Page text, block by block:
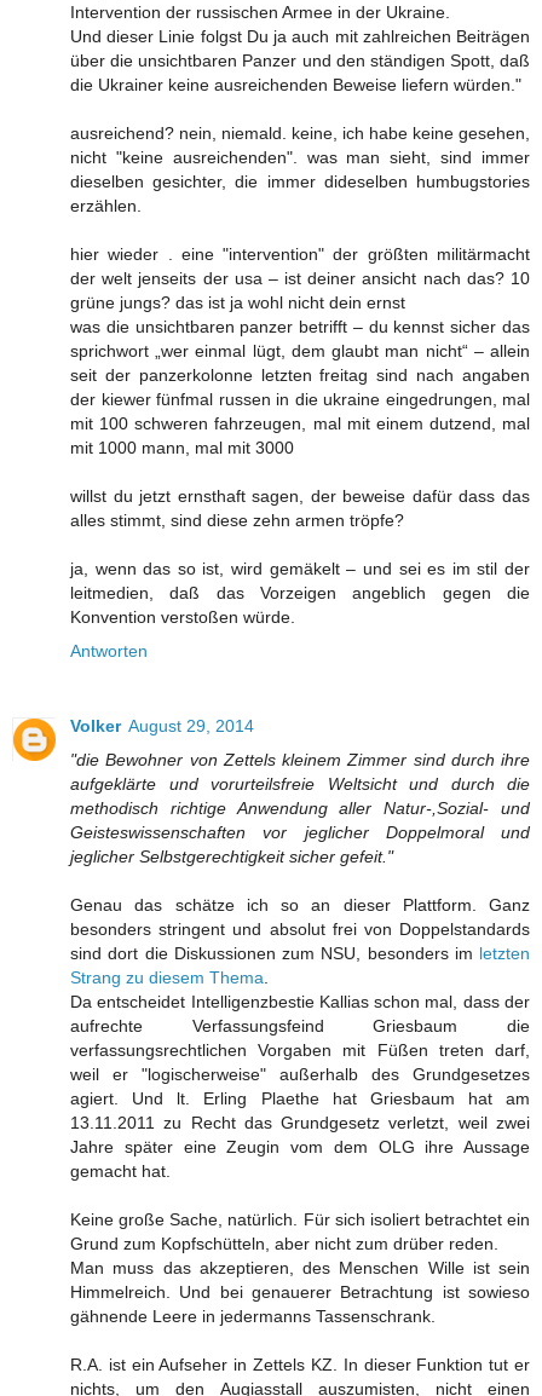
Intervention der russischen Armee in der Ukraine.
Und dieser Linie folgst Du ja auch mit zahlreichen Beiträgen
über die unsichtbaren Panzer und den ständigen Spott, daß
die Ukrainer keine ausreichenden Beweise liefern würden."
ausreichend? nein, niemald. keine, ich habe keine gesehen,
nicht "keine ausreichenden". was man sieht, sind immer
dieselben gesichter, die immer dideselben humbugstories
erzählen.
hier wieder . eine "intervention" der größten militärmacht
der welt jenseits der usa – ist deiner ansicht nach das? 10
grüne jungs? das ist ja wohl nicht dein ernst
was die unsichtbaren panzer betrifft – du kennst sicher das
sprichwort „wer einmal lügt, dem glaubt man nicht“ – allein
seit der panzerkolonne letzten freitag sind nach angaben
der kiewer fünfmal russen in die ukraine eingedrungen, mal
mit 100 schweren fahrzeugen, mal mit einem dutzend, mal
mit 1000 mann, mal mit 3000
willst du jetzt ernsthaft sagen, der beweise dafür dass das
alles stimmt, sind diese zehn armen tröpfe?
ja, wenn das so ist, wird gemäkelt – und sei es im stil der
leitmedien, daß das Vorzeigen angeblich gegen die
Konvention verstoßen würde.
Antworten
Volker August 29, 2014
"die Bewohner von Zettels kleinem Zimmer sind durch ihre
aufgeklärte und vorurteilsfreie Weltsicht und durch die
methodisch richtige Anwendung aller Natur-,Sozial- und
Geisteswissenschaften vor jeglicher Doppelmoral und
jeglicher Selbstgerechtigkeit sicher gefeit."
Genau das schätze ich so an dieser Plattform. Ganz
besonders stringent und absolut frei von Doppelstandards
sind dort die Diskussionen zum NSU, besonders im letzten
Strang zu diesem Thema
Da entscheidet Intelligenzbestie Kallias schon mal, dass der
aufrechte Verfassungsfeind Griesbaum die
verfassungsrechtlichen Vorgaben mit Füßen treten darf,
weil er "logischerweise" außerhalb des Grundgesetzes
agiert. Und lt. Erling Plaethe hat Griesbaum hat am
13.11.2011 zu Recht das Grundgesetz verletzt, weil zwei
Jahre später eine Zeugin vom dem OLG ihre Aussage
gemacht hat.
Keine große Sache, natürlich. Für sich isoliert betrachtet ein
Grund zum Kopfschütteln, aber nicht zum drüber reden.
Man muss das akzeptieren, des Menschen Wille ist sein
Himmelreich. Und bei genauerer Betrachtung ist sowieso
gähnende Leere in jedermanns Tassenschrank.
R.A. ist ein Aufseher in Zettels KZ. In dieser Funktion tut er
nichts, um den Augiasstall auszumisten, nicht einen